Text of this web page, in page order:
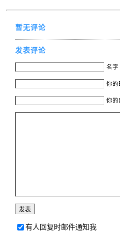
暂无评论
发表评论
名字
你的
你的
有人回复时邮件通知我